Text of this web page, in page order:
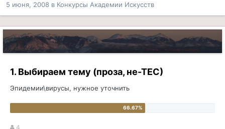
5 июня, 2008 в Конкурсы Академии Искусств
1. Выбираем тему (проза, не-ТЕС)
Эпидемии\вирусы, нужное уточнить
4